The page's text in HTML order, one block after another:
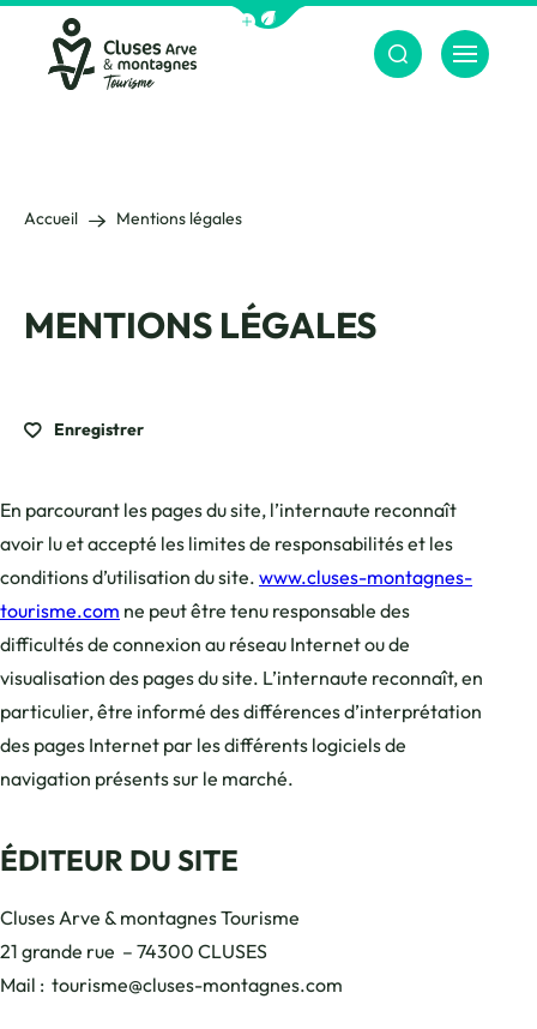
Afficher la barre de navigation du
Menu
Accueil Mentions légales
MENTIONS LÉGALES
Enregistrer
En parcourant les pages du site, l’internaute reconnaît
avoir lu et accepté les limites de responsabilités et les
conditions d’utilisation du site. www.cluses-montagnes-
tourisme.com ne peut être tenu responsable des
difficultés de connexion au réseau Internet ou de
visualisation des pages du site. L’internaute reconnaît, en
particulier, être informé des différences d’interprétation
des pages Internet par les différents logiciels de
navigation présents sur le marché.
ÉDITEUR DU SITE
Cluses Arve & montagnes Tourisme
21 grande rue – 74300 CLUSES
Mail : tourisme@cluses-montagnes.com